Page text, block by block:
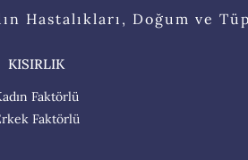
Hastalıkları, Doğum ve
KISIRLIK
Faktörlü
Faktörlü